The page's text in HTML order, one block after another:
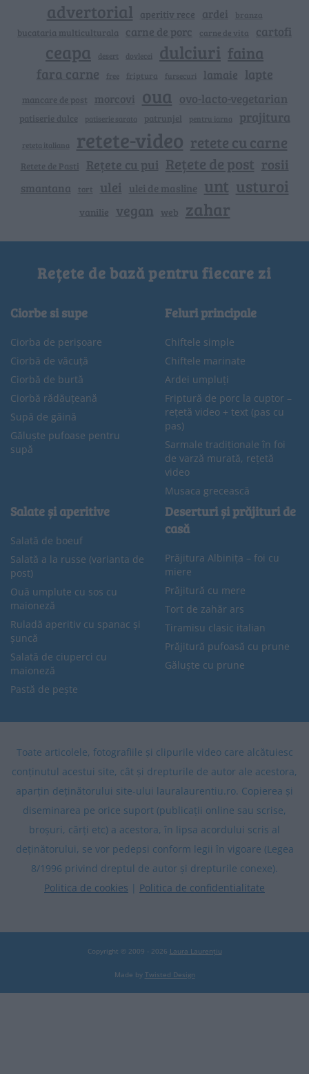
advertorial aperitiv rece ardei branza
bucataria multiculturala carne de porc carne de vita cartofi
ceapa desert dovlecei dulciuri faina
fara carne free friptura fursecuri lamaie lapte
mancare de post morcovi oua ovo-lacto-vegetarian
patiserie dulce patiserie sarata patrunjel pentru iarna prajitura
reteta italiana retete-video retete cu carne
Retete de Pasti Rețete cu pui Rețete de post rosii
smantana tort ulei ulei de masline unt usturoi
vanilie vegan web zahar
Rețete de bază pentru fiecare zi
Ciorbe si supe
Ciorba de perișoare
Ciorbă de văcuță
Ciorbă de burtă
Ciorbă rădăuțeană
Supă de găină
Găluște pufoase pentru
supă
Feluri principale
Chiftele simple
Chiftele marinate
Ardei umpluți
Friptură de porc la cuptor –
rețetă video + text (pas cu
pas)
Sarmale tradiționale în foi
de varză murată, rețetă
video
Musaca grecească
Salate și aperitive
Salată de boeuf
Salată a la russe (varianta de
post)
Ouă umplute cu sos cu
maioneză
Ruladă aperitiv cu spanac și
șuncă
Salată de ciuperci cu
maioneză
Pastă de pește
Deserturi și prăjituri de
casă
Prăjitura Albinița – foi cu
miere
Prăjitură cu mere
Tort de zahăr ars
Tiramisu clasic italian
Prăjitură pufoasă cu prune
Găluște cu prune
Toate articolele, fotografiile și clipurile video care alcătuiesc
conținutul acestui site, cât și drepturile de autor ale acestora,
aparțin deținătorului site-ului lauralaurentiu.ro. Copierea și
diseminarea pe orice suport (publicații online sau scrise,
broșuri, cărți etc) a acestora, în lipsa acordului scris al
deținătorului, se vor pedepsi conform legii în vigoare (Legea
8/1996 privind dreptul de autor și drepturile conexe).
Politica de cookies | Politica de confidentialitate
Copyright © 2009 - 2026 Laura Laurențiu
Made by Twisted Design